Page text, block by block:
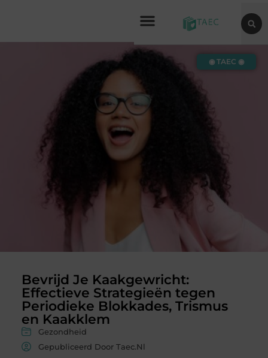
Bevrijd Je Kaakgewricht:
Effectieve Strategieën tegen
Periodieke Blokkades, Trismus
en Kaakklem
Gezondheid
Gepubliceerd Door Taec.nl
◉ TAEC ◉